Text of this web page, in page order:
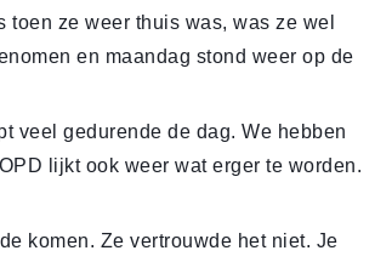
toen ze weer thuis was, was ze wel
en maandag stond weer op de
veel gedurende de dag. We hebben
lijkt ook weer wat erger te worden.
komen. Ze vertrouwde het niet. Je